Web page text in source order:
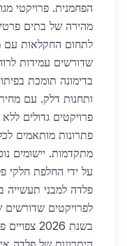
הפחמנית. פרויקטי
מהירה של בתים
לתחום החקלאות עם
שדורשים עמידות
בדימונה תומכת
ותחנות דלק. עם
פרויקטים גדולים
פתרונות מותאמים
מתקדמות. יישומים
על ידי החלפת חלקי
פלדה למבני תעשייה
לפרויקטים שדורשים
בשנת